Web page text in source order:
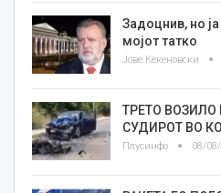
Задоцнив, но
мојот татко
Јове Кекеновски
ТРЕТО
СУДИРОТ ВО
Плусинфо 08/